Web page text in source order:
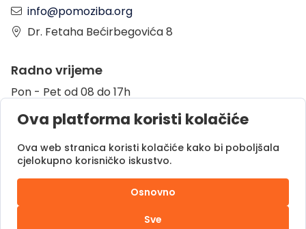
info@pomoziba.org
Dr. Fetaha Bećirbegovića 8
Radno vrijeme
Pon - Pet od 08 do 17h
Sub od 10 do 17h
Nedjelja - neradni dan
Donacije putem
Ova platforma koristi kolačiće
Ova web stranica koristi kolačiće kako bi poboljšala
cjelokupno korisničko iskustvo.
Osnovno
Sve